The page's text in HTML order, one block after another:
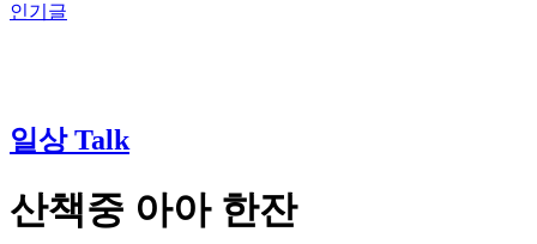
인기글
일상 Talk
산책중 아아 한잔